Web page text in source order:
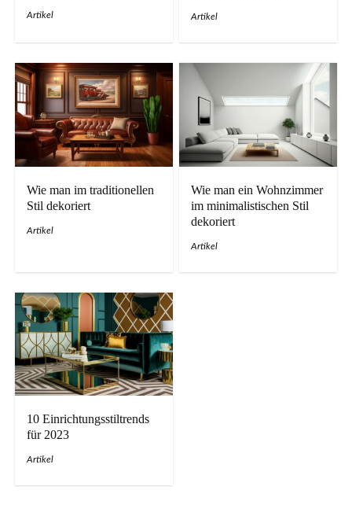
Artikel Artikel
Wie man im traditionellen
Stil dekoriert
Artikel
Wie man ein Wohnzimmer
im minimalistischen Stil
dekoriert
Artikel
10 Einrichtungsstiltrends
für 2023
Artikel